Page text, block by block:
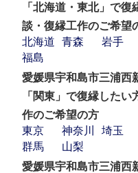
「北海道・東北」で
談・復縁工作のご希望
北海道
青森 岩手
福島
愛媛県宇和島市三浦西
「関東」で復縁した
作のご希望の方
東京
神奈川 埼玉
群馬
山梨
愛媛県宇和島市三浦西